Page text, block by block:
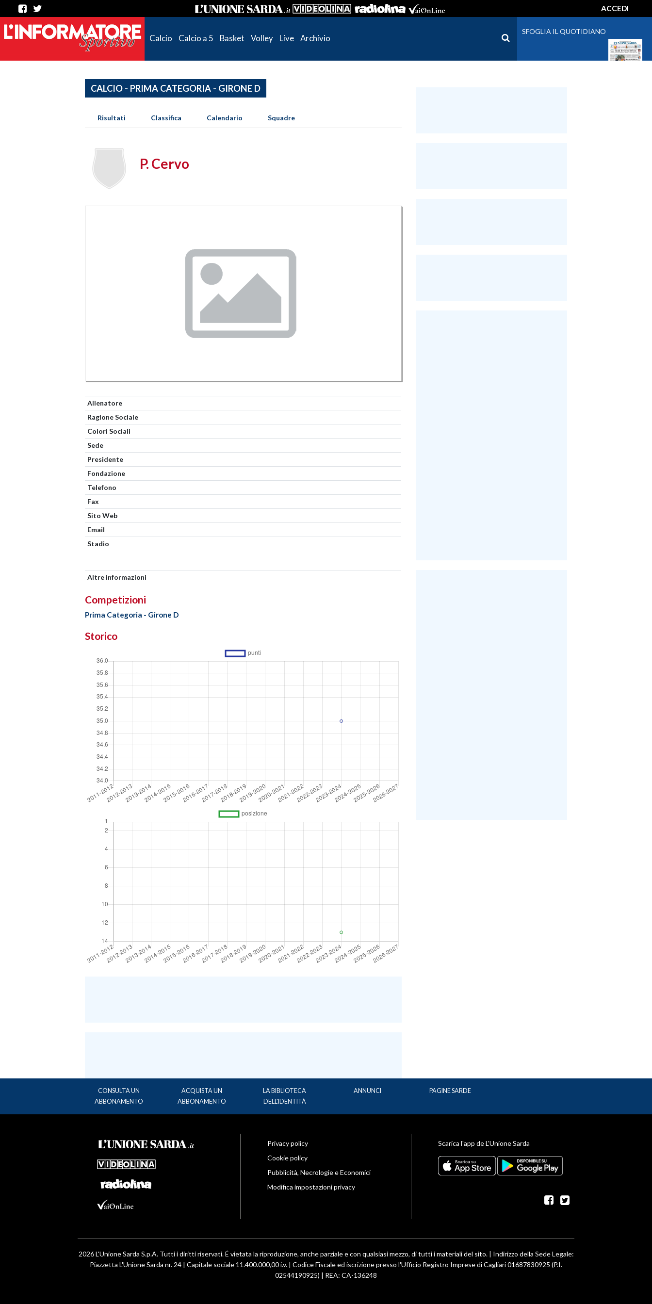
ACCEDI
Calcio Calcio a 5 Basket Volley Live Archivio
SFOGLIA IL QUOTIDIANO
CALCIO - PRIMA CATEGORIA - GIRONE D
Risultati Classifica Calendario Squadre
P. Cervo
Allenatore
Ragione Sociale
Colori Sociali
Sede
Presidente
Fondazione
Telefono
Fax
Sito Web
Email
Stadio
Altre informazioni
Competizioni
Prima Categoria - Girone D
Storico
CONSULTA UN
ABBONAMENTO
ACQUISTA UN
ABBONAMENTO
LA BIBLIOTECA
DELL'IDENTITÀ
ANNUNCI PAGINE SARDE
Privacy policy
Cookie policy
Pubblicità, Necrologie e Economici
Modifica impostazioni privacy
Scarica l'app de L'Unione Sarda
facebook
twitter
2026 L'Unione Sarda S.p.A. Tutti i diritti riservati. É vietata la riproduzione, anche parziale e con qualsiasi mezzo, di tutti i materiali del sito. | Indirizzo della Sede Legale:
Piazzetta L'Unione Sarda nr. 24 | Capitale sociale 11.400.000,00 i.v. | Codice Fiscale ed iscrizione presso l'Ufficio Registro Imprese di Cagliari 01687830925 (P.I.
02544190925) | REA: CA-136248